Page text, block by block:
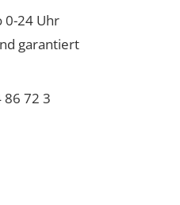
0-24 Uhr
garantiert
86 72 3